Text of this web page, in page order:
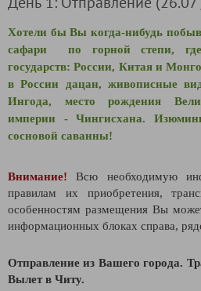
Хотели бы Вы когда-нибудь
сафари по горной степи,
государств: России, Китая и
в России дацан, живописные
Ингода, место рождения
империи - Чингисхана.
сосновой саванны!
Внимание!
Всю необходимую
правилам их приобретения,
особенностям размещения Вы
информационных блоках справа,
Отправление из Вашего города.
Вылет в Читу.